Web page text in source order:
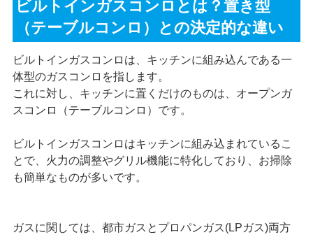
ビルトインガスコンロとは？置き型
（テーブルコンロ）との決定的な違い
ビルトインガスコンロは、キッチンに組み込んである一
体型のガスコンロを指します。
これに対し、キッチンに置くだけのものは、オープンガ
スコンロ（テーブルコンロ）です。
ビルトインガスコンロはキッチンに組み込まれているこ
とで、火力の調整やグリル機能に特化しており、お掃除
も簡単なものが多いです。
ガスに関しては、都市ガスとプロパンガス(LPガス)両方